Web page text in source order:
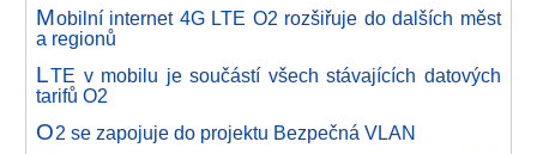
Mobilní internet 4G LTE O2 rozšiřuje do dalších měst
a regionů
LTE v mobilu je součástí všech stávajících datových
tarifů O2
O2 se zapojuje do projektu Bezpečná VLAN